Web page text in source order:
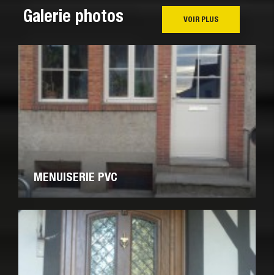
Galerie photos VOIR PLUS
MENUISERIE PVC